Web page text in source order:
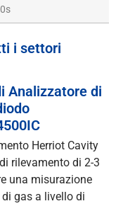
i settori
Analizzatore di
Herriot Cavity
rilevamento di 2-3
una misurazione
gas a livello di